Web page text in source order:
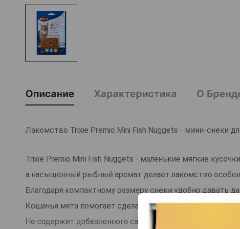
Описание Характеристика О
Лакомство Trixie Premio Mini Fish Nuggets - мини-снеки
Trixie Premio Mini Fish Nuggets - маленькие мягкие
а насыщенный рыбный аромат делает лакомство
Благодаря компактному размеру снеки удобно давать
Кошачья мята помогает сделать угощение еще
Не содержит добавленного сахара и глютена.